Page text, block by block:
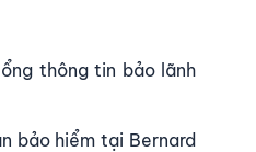
thông tin bảo lãnh
bảo hiểm tại Bernard